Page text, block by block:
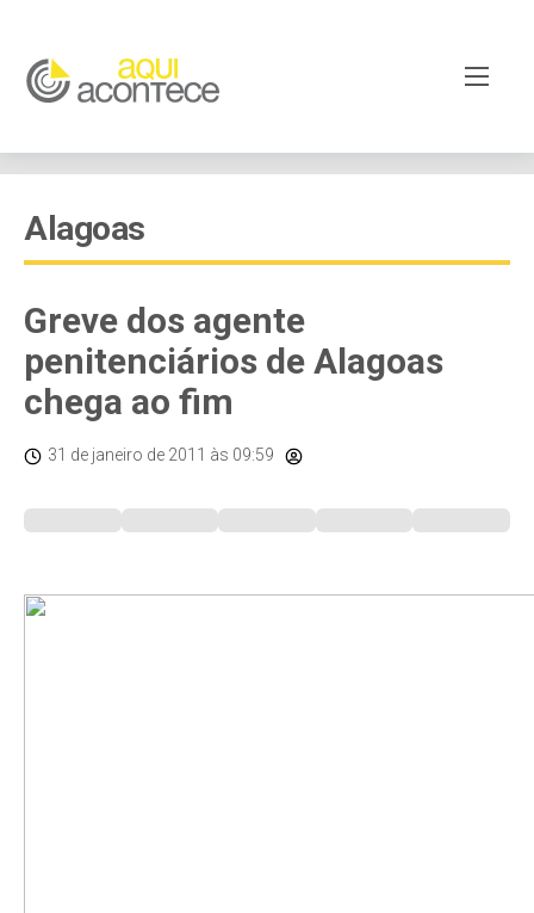
Alagoas
Greve dos agente
penitenciários de Alagoas
chega ao fim
31 de janeiro de 2011 às 09:59